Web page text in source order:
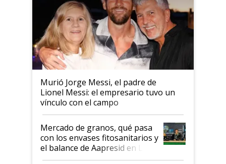
Murió Jorge Messi, el padre de
Lionel Messi: el empresario tuvo un
vínculo con el campo
Mercado de granos, qué pasa
con los envases fitosanitarios y
el balance de Aapresid en La
Posta